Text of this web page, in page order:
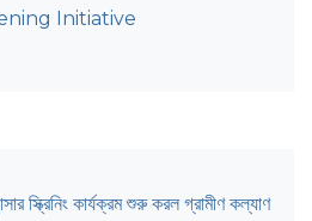
Initiative
স্ক্রিনিং কার্যক্রম শুরু করল গ্রামীণ কল্যাণ